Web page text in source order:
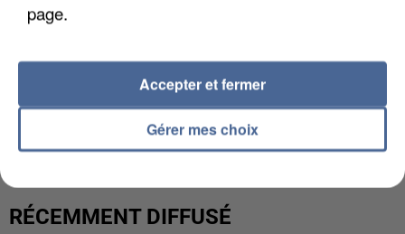
GABRIEL ATTAL ET RAPHAËL GLUCKSMANN
VISÉS PAR DES INGÉRENCES...
RÉCEMMENT DIFFUSÉ
page.
Gérer mes choix
Accepter et fermer